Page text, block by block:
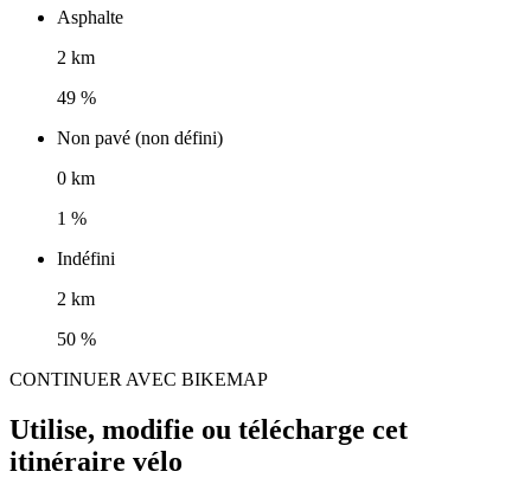
Asphalte
2 km
49 %
Non pavé (non défini)
0 km
1 %
Indéfini
2 km
50 %
CONTINUER AVEC BIKEMAP
Utilise, modifie ou télécharge cet
itinéraire vélo